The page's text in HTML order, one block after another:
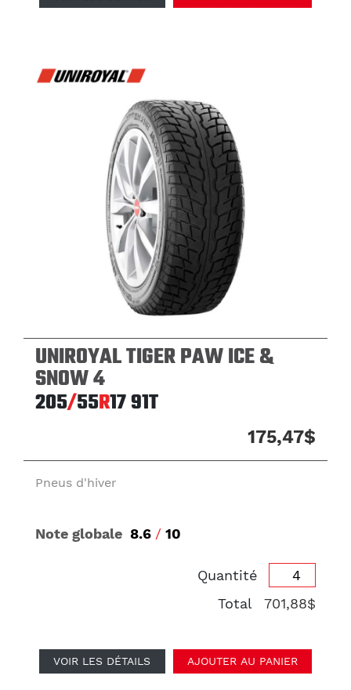
UNIROYAL TIGER PAW ICE &
SNOW 4
205/55R1791T
175,47$
Pneus d'hiver
Note globale 8.6 / 10
Quantité
Total
701,88$
VOIR LES DÉTAILS AJOUTER AU PANIER